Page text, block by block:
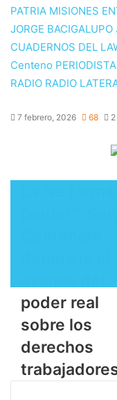
PATRIA MISIONES
JORGE BACIGALUPO
CUADERNOS DEL
Centeno
RADIO RADIO
7 febrero, 2026 68
poder real
sobre los
derechos